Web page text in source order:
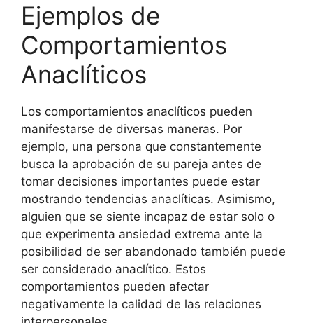
Ejemplos de
Comportamientos
Anaclíticos
Los comportamientos anaclíticos pueden
manifestarse de diversas maneras. Por
ejemplo, una persona que constantemente
busca la aprobación de su pareja antes de
tomar decisiones importantes puede estar
mostrando tendencias anaclíticas. Asimismo,
alguien que se siente incapaz de estar solo o
que experimenta ansiedad extrema ante la
posibilidad de ser abandonado también puede
ser considerado anaclítico. Estos
comportamientos pueden afectar
negativamente la calidad de las relaciones